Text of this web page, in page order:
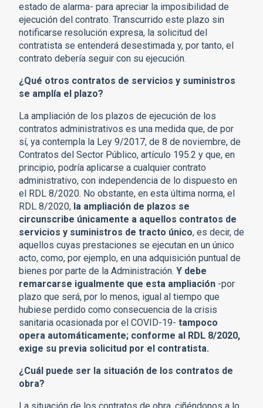
estado de alarma- para apreciar la imposibilidad de
ejecución del contrato. Transcurrido este plazo sin
notificarse resolución expresa, la solicitud del
contratista se entenderá desestimada y, por tanto, el
contrato debería seguir con su ejecución.
¿Qué otros contratos de servicios y suministros
se amplía el plazo?
La ampliación de los plazos de ejecución de los
contratos administrativos es una medida que, de por
sí, ya contempla la Ley 9/2017, de 8 de noviembre, de
Contratos del Sector Público, artículo 195.2 y que, en
principio, podría aplicarse a cualquier contrato
administrativo, con independencia de lo dispuesto en
el RDL 8/2020. No obstante, en esta última norma, el
RDL 8/2020, la ampliación de plazos se
circunscribe únicamente a aquellos contratos de
servicios y suministros de tracto único, es decir, de
aquellos cuyas prestaciones se ejecutan en un único
acto, como, por ejemplo, en una adquisición puntual de
bienes por parte de la Administración. Y debe
remarcarse igualmente que esta ampliación -por
plazo que será, por lo menos, igual al tiempo que
hubiese perdido como consecuencia de la crisis
sanitaria ocasionada por el COVID-19- tampoco
opera automáticamente; conforme al RDL 8/2020,
exige su previa solicitud por el contratista.
¿Cuál puede ser la situación de los contratos de
obra?
La situación de los contratos de obra, ciñéndonos a lo